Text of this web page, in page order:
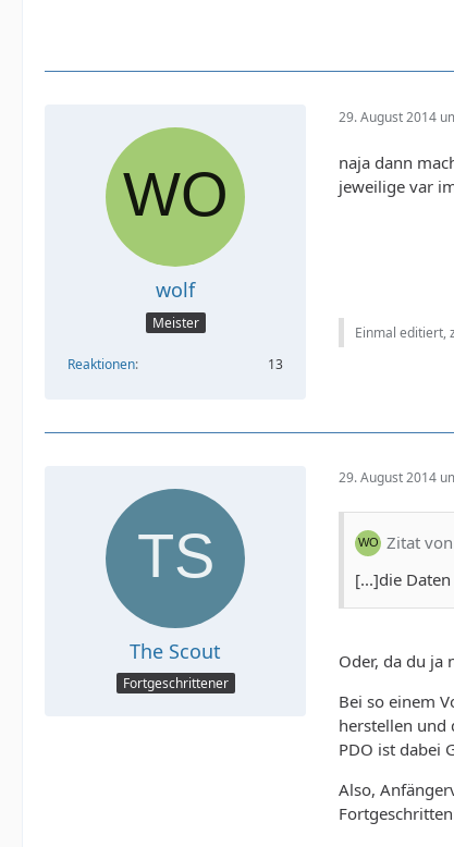
wolf
Meister
Reaktionen 13
29. August 2014
naja dann
jeweilige var
Einmal editiert,
The Scout
Fortgeschrittener
29. August 2014
Zitat
[...]die
Oder, da du ja
Bei so einem
herstellen und
PDO ist dabei
Also,